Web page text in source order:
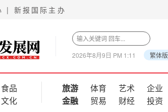
| 新报国际主办
2026年8月9日 PM 1:11 繁体版
食品
文化
旅游 体育 艺术
企业
金融
贸易 财经 投资